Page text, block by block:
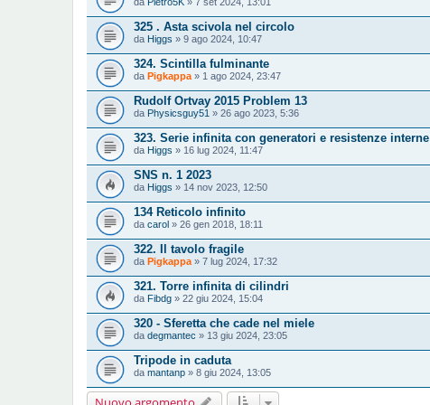
325 . Asta scivola nel circolo
da Higgs » 9 ago 2024, 10:47
324. Scintilla fulminante
da Pigkappa » 1 ago 2024, 23:47
Rudolf Ortvay 2015 Problem 13
da Physicsguy51 » 26 ago 2023, 5:36
323. Serie infinita con generatori e resistenze interne
da Higgs » 16 lug 2024, 11:47
SNS n. 1 2023
da Higgs » 14 nov 2023, 12:50
134 Reticolo infinito
da carol » 26 gen 2018, 18:11
322. Il tavolo fragile
da Pigkappa » 7 lug 2024, 17:32
321. Torre infinita di cilindri
da Fibdg » 22 giu 2024, 15:04
320 - Sferetta che cade nel miele
da degmantec » 13 giu 2024, 23:05
Tripode in caduta
da mantanp » 8 giu 2024, 13:05